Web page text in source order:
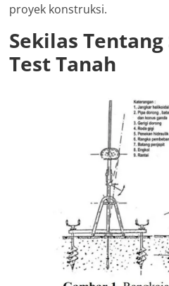
proyek konstruksi.
Sekilas
Test Tanah